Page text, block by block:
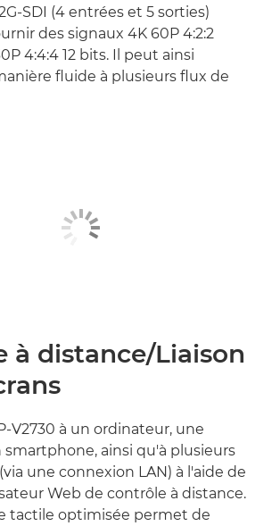
SDI (4 entrées et 5 sorties)
des signaux 4K 60P 4:2:2
4:4:4 12 bits. Il peut ainsi
fluide à plusieurs flux de
à distance/Liaison
V2730 à un ordinateur, une
ainsi qu'à plusieurs
une connexion LAN) à l'aide de
Web de contrôle à distance.
tactile optimisée permet de